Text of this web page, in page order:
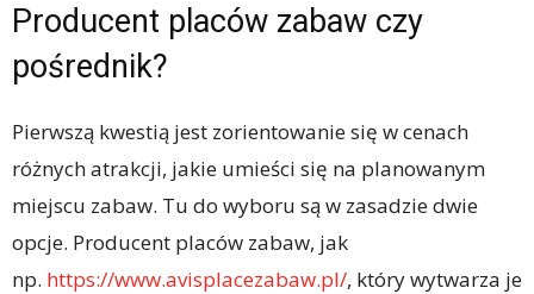
Producent placów zabaw czy
pośrednik?
Pierwszą kwestią jest zorientowanie się w cenach
różnych atrakcji, jakie umieści się na planowanym
miejscu zabaw. Tu do wyboru są w zasadzie dwie
opcje. Producent placów zabaw, jak
np. https://www.avisplacezabaw.pl/, który wytwarza je